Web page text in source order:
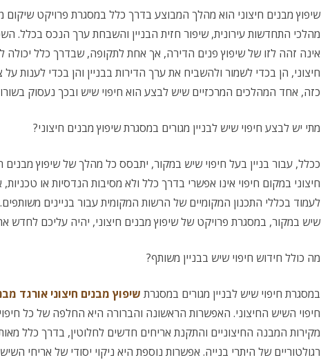
שילוב של חיפויים בחדרי הבית
שיפוץ מבנים חיצוני הוא מהלך המבוצע בדרך כלל במסגרת פרויקט
מהלכי התחדשות עירונית, שיפור חזית הבניין והשבחת ערך הנכס בכלל.
אינה זהה לזו של שיפוץ פנים הדירה, אך אחת לתקופה, שבדרך כלל
חיצוני, הן בכדי לשמור ולהשביח את ערך הדירות בבניין והן בכדי לענות
כזה, אחד המהלכים המרכזיים שיש לבצע הוא חיפוי שיש ובכך נעסוק
מתי יש לבצע חיפוי שיש לבניין מגורים במסגרת שיפוץ מבנים חיצוני?
ככלל, עבור בניין בעל חיפוי שיש במקור, יתבסס כל מהלך של שיפוץ
חיצוני במקום חיפוי אינו אפשרי בדרך כלל ולא מסיבות הנדסיות או
לעמוד בכללי התכנון המקומיים של הרשות המקומית עבור בניינים
שיש במקור, במסגרת פרויקט של שיפוץ מבנים חיצוני, יהיה עליכם לחדש
מה כולל חידוש חיפוי שיש בבניין משותף?
במסגרת חיפוי שיש לבניין מגורים במסגרת שיפוץ מבנים חיצוני אורגד
חיפוי השיש החיצוני. האפשרות הראשונה והברורה היא החלפה של כל
מקירות המבנה החיצוניים והתקנת אריחים חדשים לחלוטין, בדרך כלל
רגולטוריים של היתרי בנייה. אפשרות נוספת היא ניקוי יסודי של אריחי